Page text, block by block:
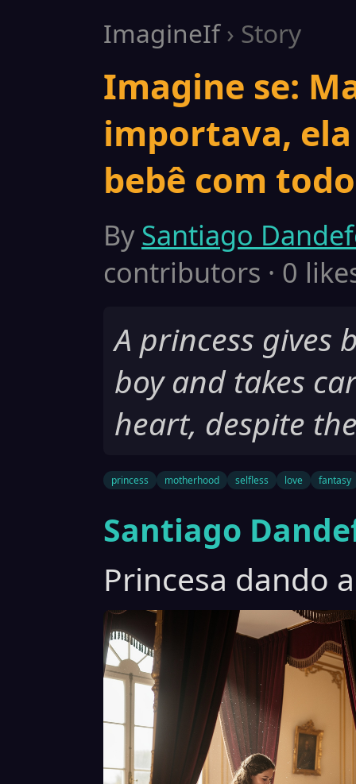
ImagineIf› Story
Imagine se:
importava,
bebê com
BySantiago
contributors · 0
A princess gives
boy and takes
heart, despite
princess motherhood selfless love fantasy
Santiago
Princesa dando